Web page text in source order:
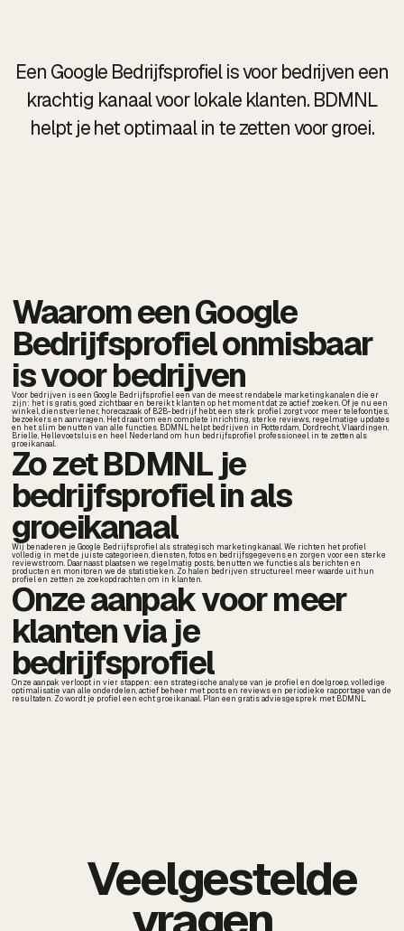
Een Google Bedrijfsprofiel is voor bedrijven een
krachtig kanaal voor lokale klanten. BDMNL
helpt je het optimaal in te zetten voor groei.
Waarom een Google
Bedrijfsprofiel onmisbaar
is voor bedrijven
Voor bedrijven is een Google Bedrijfsprofiel een van de meest rendabele marketingkanalen die er
zijn: het is gratis, goed zichtbaar en bereikt klanten op het moment dat ze actief zoeken. Of je nu een
winkel, dienstverlener, horecazaak of B2B-bedrijf hebt, een sterk profiel zorgt voor meer telefoontjes,
bezoekers en aanvragen. Het draait om een complete inrichting, sterke reviews, regelmatige updates
en het slim benutten van alle functies. BDMNL helpt bedrijven in Rotterdam, Dordrecht, Vlaardingen,
Brielle, Hellevoetsluis en heel Nederland om hun bedrijfsprofiel professioneel in te zetten als
groeikanaal.
Zo zet BDMNL je
bedrijfsprofiel in als
groeikanaal
Wij benaderen je Google Bedrijfsprofiel als strategisch marketingkanaal. We richten het profiel
volledig in met de juiste categorieen, diensten, fotos en bedrijfsgegevens en zorgen voor een sterke
reviewstroom. Daarnaast plaatsen we regelmatig posts, benutten we functies als berichten en
producten en monitoren we de statistieken. Zo halen bedrijven structureel meer waarde uit hun
profiel en zetten ze zoekopdrachten om in klanten.
Onze aanpak voor meer
klanten via je
bedrijfsprofiel
Onze aanpak verloopt in vier stappen: een strategische analyse van je profiel en doelgroep, volledige
optimalisatie van alle onderdelen, actief beheer met posts en reviews en periodieke rapportage van de
resultaten. Zo wordt je profiel een echt groeikanaal. Plan een gratis adviesgesprek met BDMNL.
Veelgestelde